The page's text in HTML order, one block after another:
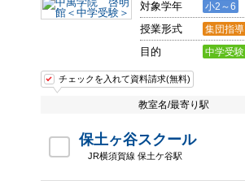
対象学年 小2～6
授業形式 集団指導
目的 中学受験
チェックを入れて資料請求(無料)
教室名/最寄り駅
保土ヶ谷スクール
JR横須賀線 保土ケ谷駅